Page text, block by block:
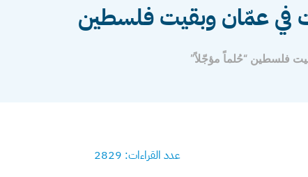
عمّان وبقيت فلسطين
فلسطين “حُلماً مؤجّلاً”
عدد القراءات: 2829